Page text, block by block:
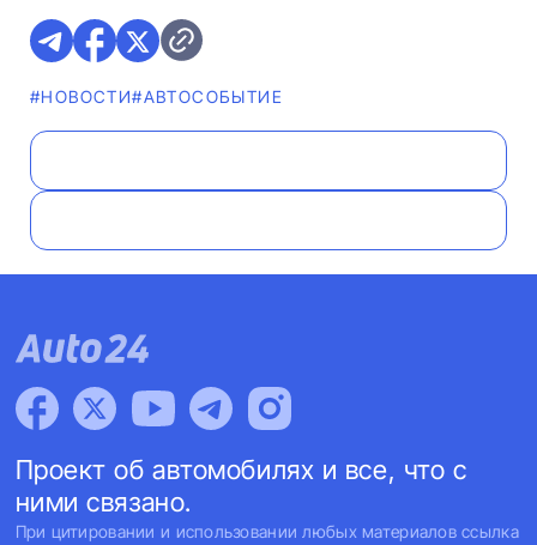
#НОВОСТИ#АВТОСОБЫТИЕ
Проект об автомобилях и все, что с
ними связано.
При цитировании и использовании любых материалов ссылка